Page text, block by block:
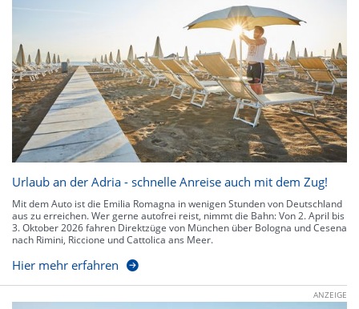
Urlaub an der Adria - schnelle Anreise auch mit dem Zug!
Mit dem Auto ist die Emilia Romagna in wenigen Stunden von Deutschland
aus zu erreichen. Wer gerne autofrei reist, nimmt die Bahn: Von 2. April bis
3. Oktober 2026 fahren Direktzüge von München über Bologna und Cesena
nach Rimini, Riccione und Cattolica ans Meer.
Hier mehr erfahren
ANZEIGE